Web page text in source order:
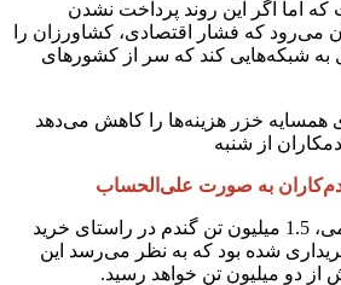
اما اگر این روند پرداخت نشدن
آن می‌رود که فشار اقتصادی، کشاورزان را
شبکه‌هایی کند که سر از کشورهای
همسایه خزر هزینه‌ها را کاهش می‌دهد
به صورت علی‌الحساب
براساس آخرین آمار رسمی، 1.5 میلیون تن گندم در راستای خرید
شده بود که به نظر می‌رسد این
از دو میلیون تن خواهد رسید.